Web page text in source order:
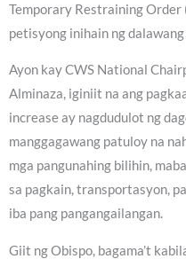
Temporary Restraining Order
petisyong inihain ng
Ayon kay CWS National
Alminaza, iginiit na ang
increase ay nagdudulot ng
manggagawang patuloy na
mga pangunahing bilihin,
sa pagkain, transportasyon,
iba pang pangangailangan.
Giit ng Obispo, bagama’t